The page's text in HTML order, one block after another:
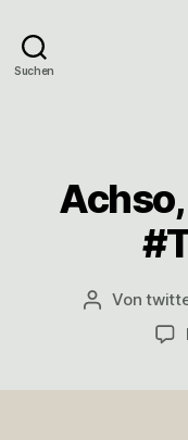
Suchen
Von